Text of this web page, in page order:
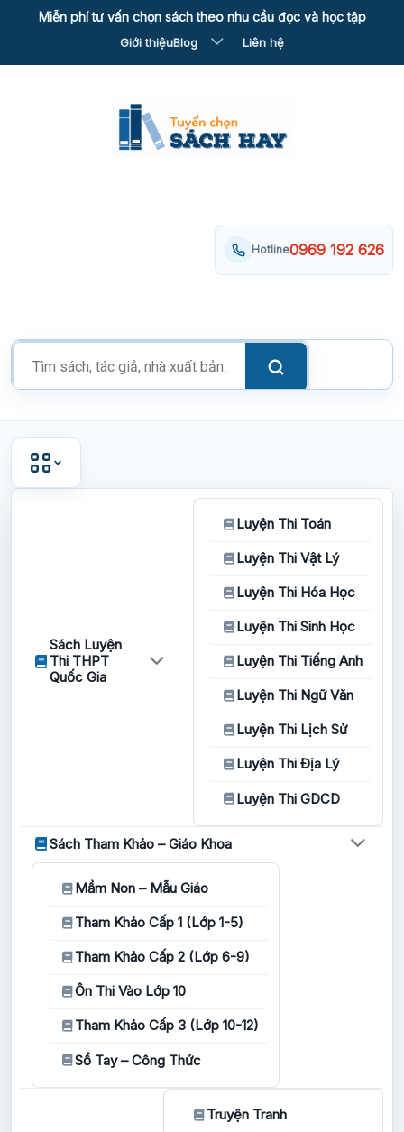
Miễn phí tư vấn chọn sách theo nhu cầu đọc và học tập
Giới thiệuBlog Liên hệ
Tìm
kiếm
phẩm
Hotline0969 192 626
Sách Luyện
Thi THPT
Quốc Gia
Luyện Thi Toán
Luyện Thi Vật Lý
Luyện Thi Hóa Học
Luyện Thi Sinh Học
Luyện Thi Tiếng Anh
Luyện Thi Ngữ Văn
Luyện Thi Lịch Sử
Luyện Thi Địa Lý
Luyện Thi GDCD
Sách Tham Khảo – Giáo Khoa
Mầm Non – Mẫu Giáo
Tham Khảo Cấp 1 (Lớp 1-5)
Tham Khảo Cấp 2 (Lớp 6-9)
Ôn Thi Vào Lớp 10
Tham Khảo Cấp 3 (Lớp 10-12)
Sổ Tay – Công Thức
Truyện Tranh